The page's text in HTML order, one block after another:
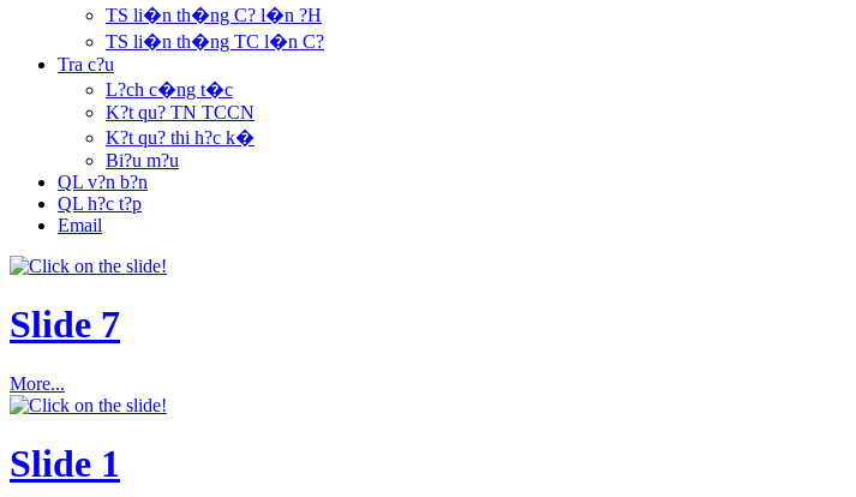
TS li�n th�ng C? l�n ?H
TS li�n th�ng TC l�n C?
Tra c?u
L?ch c�ng t�c
K?t qu? TN TCCN
K?t qu? thi h?c k�
Bi?u m?u
QL v?n b?n
QL h?c t?p
Email
Slide 7
More...
Slide 1